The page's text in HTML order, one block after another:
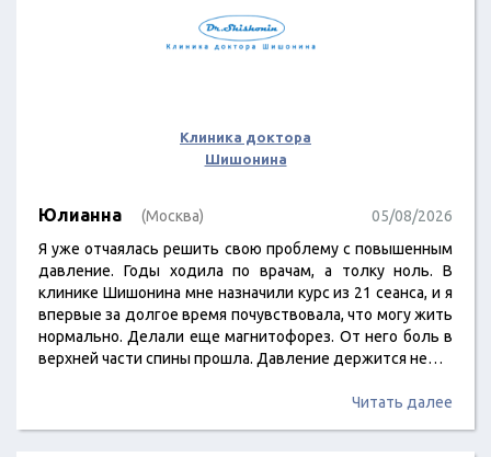
Клиника доктора
Шишонина
Юлианна (Москва)
05/08/2026
Я уже отчаялась решить свою проблему с повышенным
давление. Годы ходила по врачам, а толку ноль. В
клинике Шишонина мне назначили курс из 21 сеанса, и я
впервые за долгое время почувствовала, что могу жить
нормально. Делали еще магнитофорез. От него боль в
верхней части спины прошла. Давление держится не…
Читать далее